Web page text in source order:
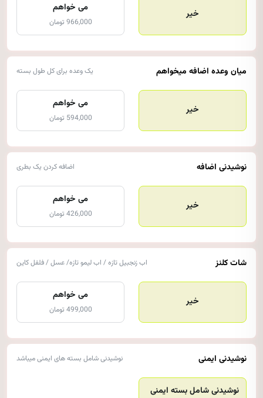
خیر
می خواهم
966,000 تومان
میان وعده اضافه میخواهم یک وعده برای کل طول بسته
خیر
می خواهم
594,000 تومان
نوشیدنی اضافه اضافه کردن یک بطری
خیر
می خواهم
426,000 تومان
شات کلنز اب زنجبیل تازه / اب لیمو تازه/ عسل / فلفل کاین
خیر
می خواهم
499,000 تومان
نوشیدنی ایمنی نوشیدنی شامل بسته های ایمنی میباشد
نوشیدنی شامل بسته ایمنی